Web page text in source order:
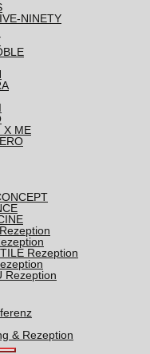
NINETY
X ME
Rezeption
Rezeption
& Rezeption